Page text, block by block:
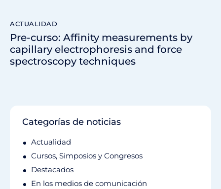
ACTUALIDAD
Pre-curso: Affinity measurements by
capillary electrophoresis and force
spectroscopy techniques
Categorías de noticias
Actualidad
Cursos, Simposios y Congresos
Destacados
En los medios de comunicación